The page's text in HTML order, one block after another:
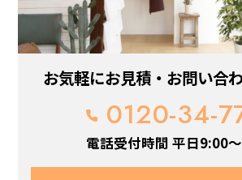
お気軽にお見積・お問い合
0120-34-
電話受付時間 平日9:00